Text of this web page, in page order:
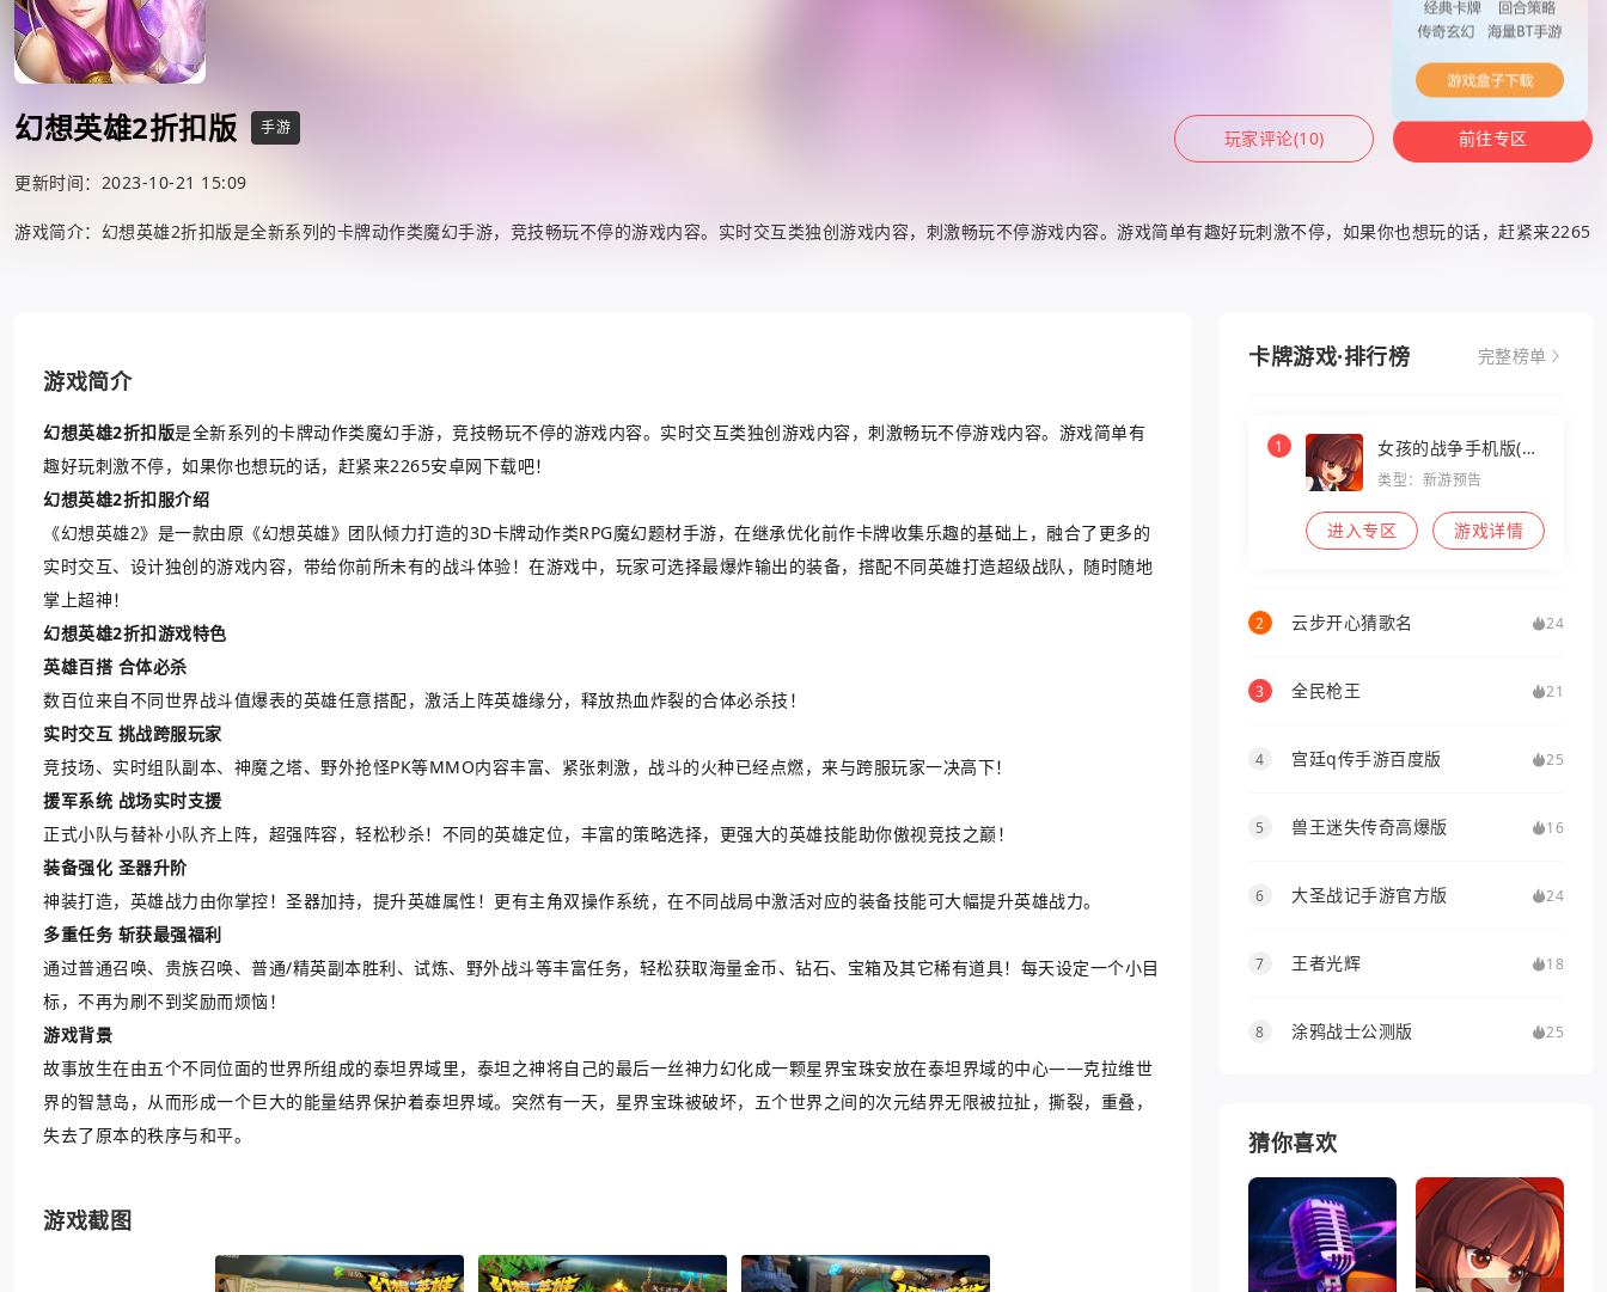
幻想英雄2折扣版 手游
更新时间：2023-10-21 15:09
玩家评论(10) 前往专区
游戏简介：幻想英雄2折扣版是全新系列的卡牌动作类魔幻手游，竞技畅玩不停的游戏内容。实时交互类独创游戏内容，刺激畅玩不停游戏内容。游戏简单有趣好玩刺激不停，如果你也想玩的话，赶紧来2265
游戏简介
幻想英雄2折扣版是全新系列的卡牌动作类魔幻手游，竞技畅玩不停的游戏内容。实时交互类独创游戏内容，刺激畅玩不停游戏内容。游戏简单有
趣好玩刺激不停，如果你也想玩的话，赶紧来2265安卓网下载吧！
幻想英雄2折扣服介绍
《幻想英雄2》是一款由原《幻想英雄》团队倾力打造的3D卡牌动作类RPG魔幻题材手游，在继承优化前作卡牌收集乐趣的基础上，融合了更多的
实时交互、设计独创的游戏内容，带给你前所未有的战斗体验！在游戏中，玩家可选择最爆炸输出的装备，搭配不同英雄打造超级战队，随时随地
掌上超神！
幻想英雄2折扣游戏特色
英雄百搭 合体必杀
数百位来自不同世界战斗值爆表的英雄任意搭配，激活上阵英雄缘分，释放热血炸裂的合体必杀技！
实时交互 挑战跨服玩家
竞技场、实时组队副本、神魔之塔、野外抢怪PK等MMO内容丰富、紧张刺激，战斗的火种已经点燃，来与跨服玩家一决高下！
援军系统 战场实时支援
正式小队与替补小队齐上阵，超强阵容，轻松秒杀！不同的英雄定位，丰富的策略选择，更强大的英雄技能助你傲视竞技之巅！
装备强化 圣器升阶
神装打造，英雄战力由你掌控！圣器加持，提升英雄属性！更有主角双操作系统，在不同战局中激活对应的装备技能可大幅提升英雄战力。
多重任务 斩获最强福利
通过普通召唤、贵族召唤、普通/精英副本胜利、试炼、野外战斗等丰富任务，轻松获取海量金币、钻石、宝箱及其它稀有道具！每天设定一个小目
标，不再为刷不到奖励而烦恼！
游戏背景
故事放生在由五个不同位面的世界所组成的泰坦界域里，泰坦之神将自己的最后一丝神力幻化成一颗星界宝珠安放在泰坦界域的中心――克拉维世
界的智慧岛，从而形成一个巨大的能量结界保护着泰坦界域。突然有一天，星界宝珠被破坏，五个世界之间的次元结界无限被拉扯，撕裂，重叠，
失去了原本的秩序与和平。
游戏截图
卡牌游戏·排行榜 完整榜单
1
女孩的战争手机版(暂
未上线)
类型：新游预告
进入专区 游戏详情
2 云步开心猜歌名 24
3 全民枪王 21
4 宫廷q传手游百度版 25
5 兽王迷失传奇高爆版 16
6 大圣战记手游官方版 24
7 王者光辉 18
8 涂鸦战士公测版 25
猜你喜欢